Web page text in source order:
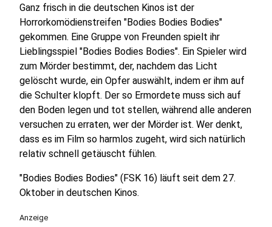
Ganz frisch in die deutschen Kinos ist der
Horrorkomödienstreifen "Bodies Bodies Bodies"
gekommen. Eine Gruppe von Freunden spielt ihr
Lieblingsspiel "Bodies Bodies Bodies". Ein Spieler wird
zum Mörder bestimmt, der, nachdem das Licht
gelöscht wurde, ein Opfer auswählt, indem er ihm auf
die Schulter klopft. Der so Ermordete muss sich auf
den Boden legen und tot stellen, während alle anderen
versuchen zu erraten, wer der Mörder ist. Wer denkt,
dass es im Film so harmlos zugeht, wird sich natürlich
relativ schnell getäuscht fühlen.
"Bodies Bodies Bodies" (FSK 16) läuft seit dem 27.
Oktober in deutschen Kinos.
Anzeige